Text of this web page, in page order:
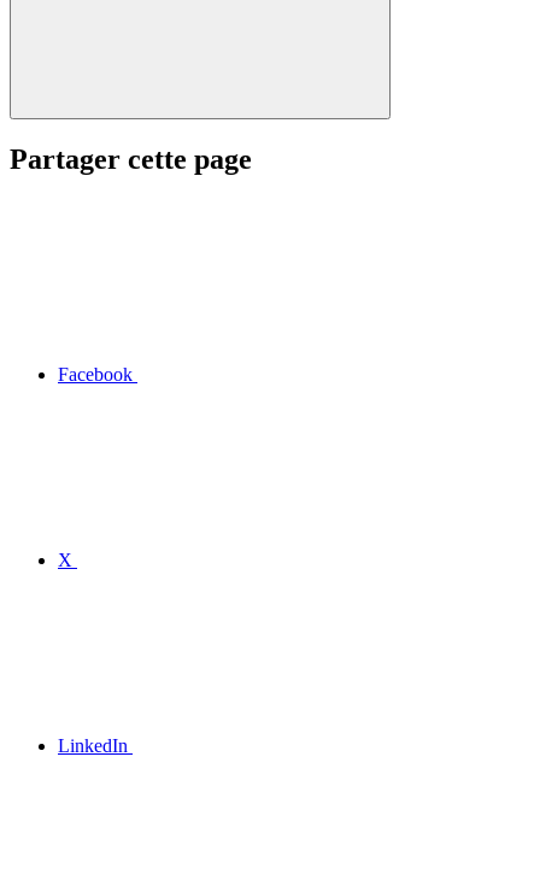
Partager cette page
Facebook
X
LinkedIn